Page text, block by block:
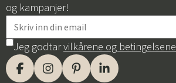
og kampanjer!
Jeg godtarvilkårene og betingelsene